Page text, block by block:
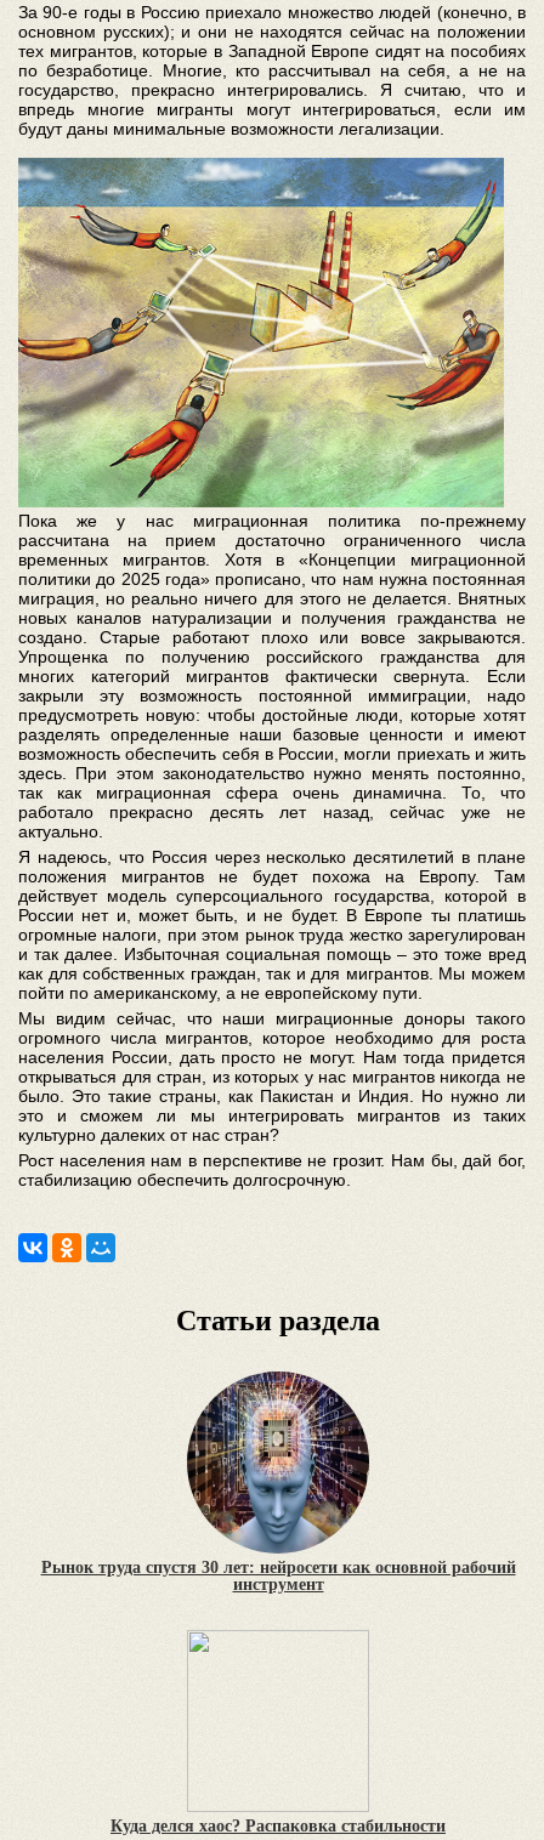
За 90-е годы в Россию приехало множество людей (конечно, в
основном русских); и они не находятся сейчас на положении
тех мигрантов, которые в Западной Европе сидят на пособиях
по безработице. Многие, кто рассчитывал на себя, а не на
государство, прекрасно интегрировались. Я считаю, что и
впредь многие мигранты могут интегрироваться, если им
будут даны минимальные возможности легализации.
Пока же у нас миграционная политика по-прежнему
рассчитана на прием достаточно ограниченного числа
временных мигрантов. Хотя в «Концепции миграционной
политики до 2025 года» прописано, что нам нужна постоянная
миграция, но реально ничего для этого не делается. Внятных
новых каналов натурализации и получения гражданства не
создано. Старые работают плохо или вовсе закрываются.
Упрощенка по получению российского гражданства для
многих категорий мигрантов фактически свернута. Если
закрыли эту возможность постоянной иммиграции, надо
предусмотреть новую: чтобы достойные люди, которые хотят
разделять определенные наши базовые ценности и имеют
возможность обеспечить себя в России, могли приехать и жить
здесь. При этом законодательство нужно менять постоянно,
так как миграционная сфера очень динамична. То, что
работало прекрасно десять лет назад, сейчас уже не
актуально.
Я надеюсь, что Россия через несколько десятилетий в плане
положения мигрантов не будет похожа на Европу. Там
действует модель суперсоциального государства, которой в
России нет и, может быть, и не будет. В Европе ты платишь
огромные налоги, при этом рынок труда жестко зарегулирован
и так далее. Избыточная социальная помощь – это тоже вред
как для собственных граждан, так и для мигрантов. Мы можем
пойти по американскому, а не европейскому пути.
Мы видим сейчас, что наши миграционные доноры такого
огромного числа мигрантов, которое необходимо для роста
населения России, дать просто не могут. Нам тогда придется
открываться для стран, из которых у нас мигрантов никогда не
было. Это такие страны, как Пакистан и Индия. Но нужно ли
это и сможем ли мы интегрировать мигрантов из таких
культурно далеких от нас стран?
Рост населения нам в перспективе не грозит. Нам бы, дай бог,
стабилизацию обеспечить долгосрочную.
Статьи раздела
Рынок труда спустя 30 лет: нейросети как основной рабочий
инструмент
Куда делся хаос? Распаковка стабильности